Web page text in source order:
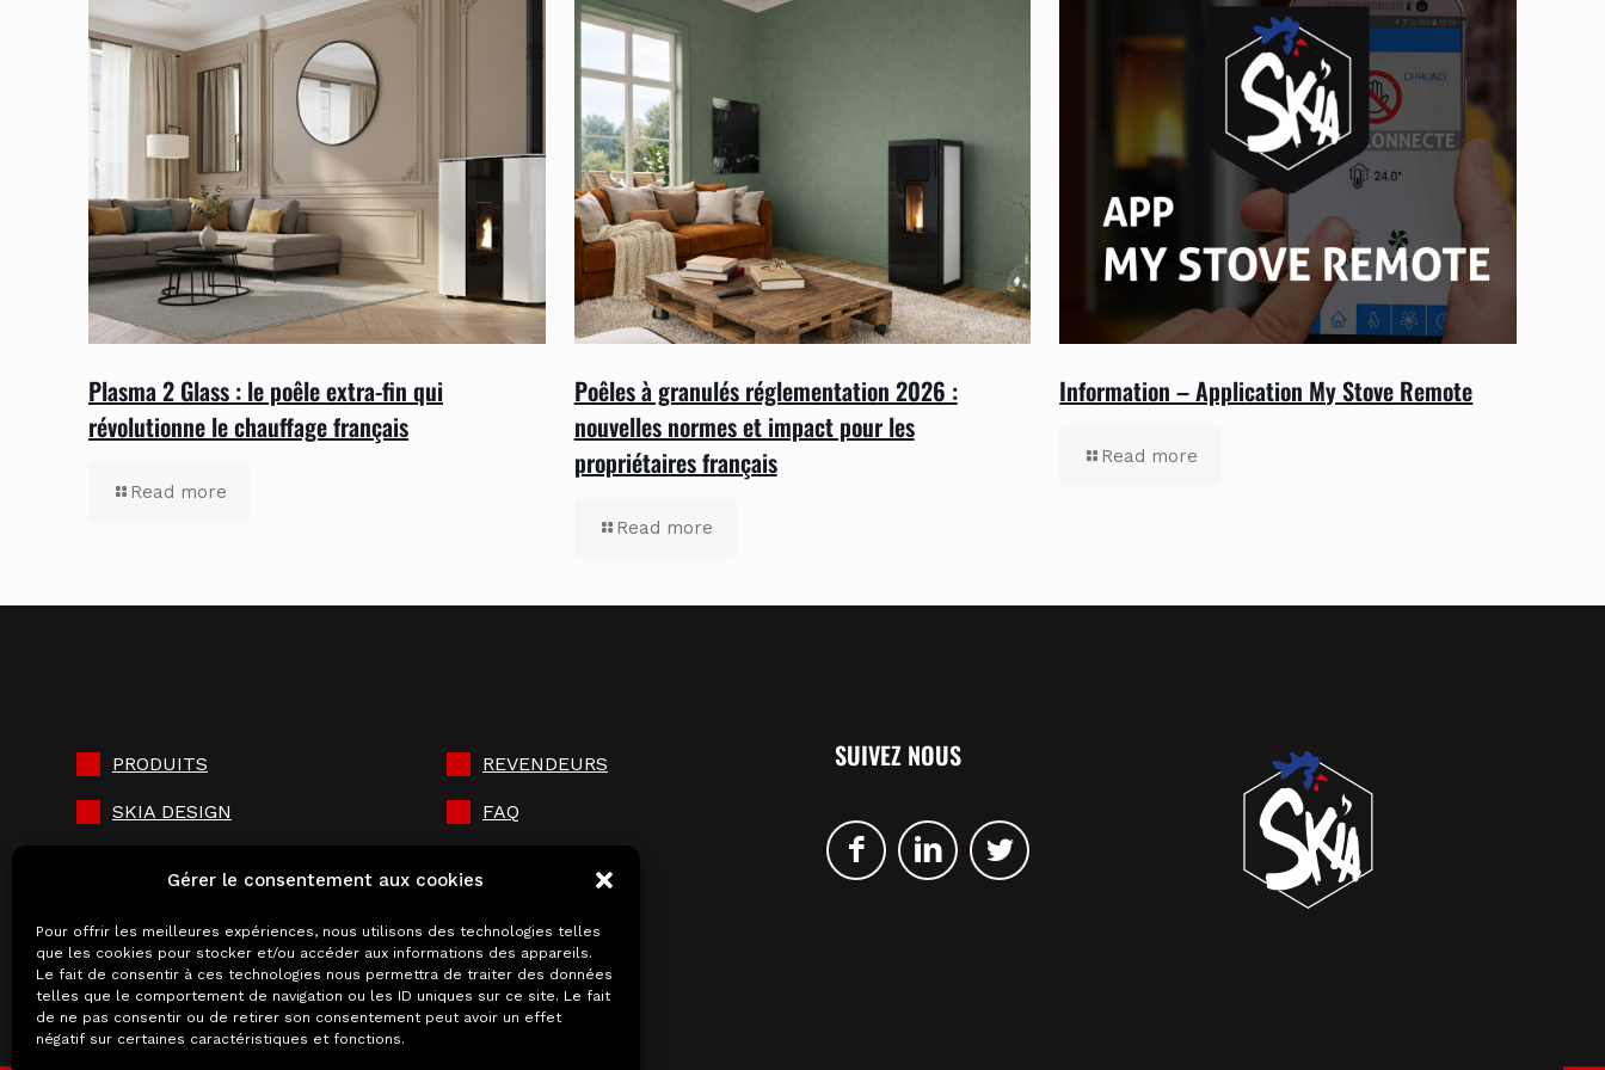
Gérer le consentement aux cookies
Pour offrir les meilleures expériences, nous utilisons des technologies telles
que les cookies pour stocker et/ou accéder aux informations des appareils.
Le fait de consentir à ces technologies nous permettra de traiter des données
telles que le comportement de navigation ou les ID uniques sur ce site. Le fait
de ne pas consentir ou de retirer son consentement peut avoir un effet
négatif sur certaines caractéristiques et fonctions.
Plasma 2 Glass : le poêle extra-fin qui
révolutionne le chauffage français
Read more
Poêles à granulés réglementation 2026 :
nouvelles normes et impact pour les
propriétaires français
Read more
Information – Application My Stove Remote
Read more
PRODUITS
SKIA DESIGN
GARANTIE
REVENDEURS
FAQ
ACCÈS PRO
SUIVEZ NOUS